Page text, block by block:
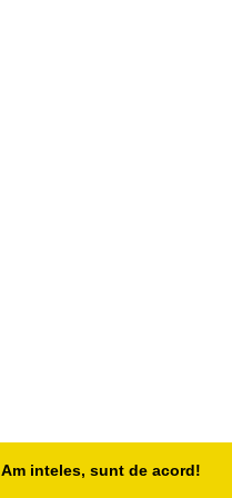
Am inteles, sunt de acord!